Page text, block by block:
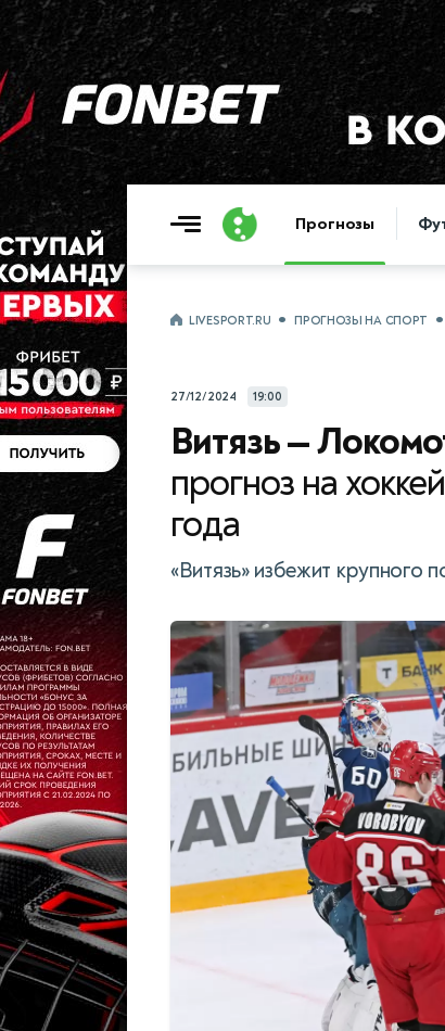
Прогнозы
LIVESPORT.RU ПРОГНОЗЫ НА СПОРТ
27/12/2024 19:00
Витязь —
прогноз на
года
«Витязь» избежит крупного